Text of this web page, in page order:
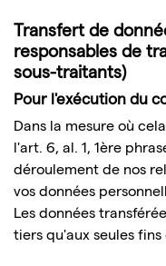
Transfert de
responsables de
sous-traitants)
Pour l'exécution du
Dans la mesure où
l'art. 6, al. 1, 1ère
déroulement de nos
vos données
Les données
tiers qu'aux seules fins